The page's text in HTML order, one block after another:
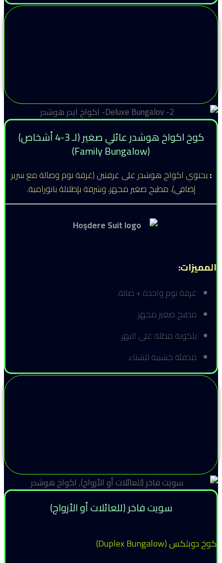
كوخ اكواخ هوشدر عائلي صغير (لـ 3-4 أشخاص)
(Family Bungalow)
:يحتوي اكواخ هوشدر على غرفتين (غرفة نوم وصالة مع سرير
إضافي)، مطبخ صغير مجهز، وشرفة بإطلالة بانورامية.
المميزات:
غرفة نوم واحدة + صالة.
مطبخ صغير مجهز.
بلكونة مطلة على النهر.
مدفئة خشبية للشتاء
سويت فاخر (للعائلات أو الأزواج)
كوخ دوبلكس (Duplex Bungalow)